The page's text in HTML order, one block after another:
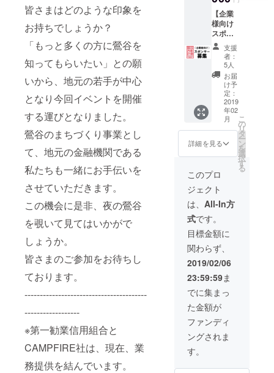
皆さまはどのような印象を
お持ちでしょうか？
「もっと多くの方に鶯谷を
知ってもらいたい」との願
いから、地元の若手が中心
となり今回イベントを開催
する運びとなりました。
鶯谷のまちづくり事業とし
て、地元の金融機関である
私たちも一緒にお手伝いを
させていただきます。
この機会に是非、夜の鶯谷
を覗いて見てはいかがで
しょうか。
皆さまのご参加をお待ちし
ております。
----------------------------------------
------------------
※第一勧業信用組合と
CAMPFIRE社は、現在、業
務提供を結んでいます。
いてる
各ホテ
ルの中
から、
ランダ
ムでお
泊りい
ただく
ことに
なりま
す。 ご
協力い
ただく
ホテル
は、鶯
か、イ
会場近
郊のレ
ジャー
ホテル
を予定
してい
ます。
だくこ
とが可
能で
す。 3
名様で
参加を
ご希望
される
方は、
こちら
をお選
びくだ
さい。
【企業
様向け
スポン
サー】
コース
企業の
方で本
イベン
トにご
興味が
ある方
は、ご
連絡く
ださ
い。 イ
ベント
会場や
地域に
て配布
される
チラシ
などに
企業名
を掲載
させて
いただ
きま
す。ま
た、告
知配布
物など
れば、
イベン
ト参加
させて
支援
者：
5人
お届
け予
定：
2019
年02
月
詳細を見る
こ
の
リ
タ
ー
ン
を
選
択
す
る
このプロ
ジェクト
は、 All-In方
式です。
目標金額に
関わらず、
2019/02/06
23:59:59ま
でに集まっ
た金額が
ファンディ
ングされま
す。